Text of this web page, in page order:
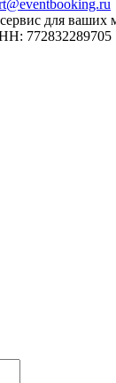
для ваших
772832289705